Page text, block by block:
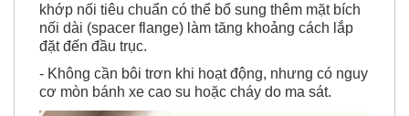
khớp nối tiêu chuẩn có thể bổ sung thêm mặt bích
nối dài (spacer flange) làm tăng khoảng cách lắp
đặt đến đầu trục.
- Không cần bôi trơn khi hoạt động, nhưng có nguy
cơ mòn bánh xe cao su hoặc cháy do ma sát.